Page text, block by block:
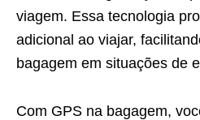
viagem. Essa tecnologia
adicional ao viajar,
bagagem em situações de
Com GPS na bagagem,